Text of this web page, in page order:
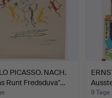
PICASSO. NACH.
Runt Fredsduva"…
B…
9 Tage